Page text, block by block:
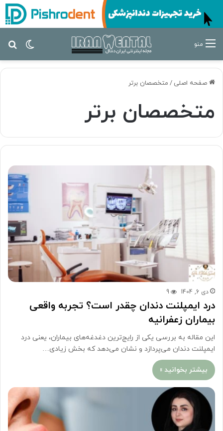
تغییر منو
صفحه اصلی / متخصصان برتر
متخصصان برتر
دی 6, 1404 9
درد ایمپلنت دندان چقدر است؟ تجربه واقعی
بیماران زعفرانیه
این مقاله به بررسی یکی از رایج‌ترین دغدغه‌های بیماران، یعنی درد
ایمپلنت دندان می‌پردازد و نشان می‌دهد که بخش زیادی…
بیشتر بخوانید »